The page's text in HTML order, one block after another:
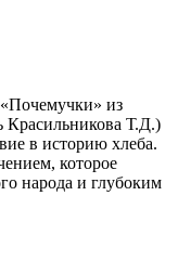
из
Красильникова Т.Д.)
в историю хлеба.
которое
народа и глубоким